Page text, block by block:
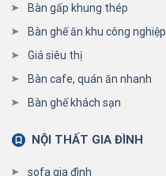
Bàn gấp khung thép
Bàn ghế ăn khu công nghiệp
Giá siêu thị
Bàn cafe, quán ăn nhanh
Bàn ghế khách sạn
NỘI THẤT GIA ĐÌNH
sofa gia đình